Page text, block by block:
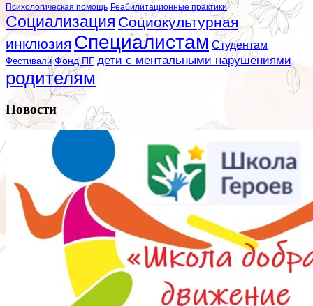
Психологическая помощь Реабилитационные практики
Социализация Социокультурная
инклюзия Специалистам Студентам
Фестивали Фонд ПГ дети с ментальными нарушениями
родителям
Новости